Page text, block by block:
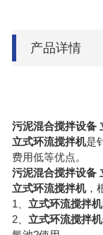
产品详情
污泥混合搅拌设备
立式环流搅拌机是
费用低等优点。
污泥混合搅拌设备
立式环流搅拌机，
1、 立式环流搅拌机
2、 立式环流搅拌机